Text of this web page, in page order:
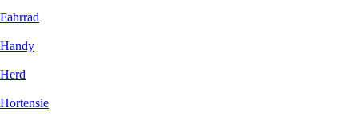
Fahrrad
Handy
Herd
Hortensie